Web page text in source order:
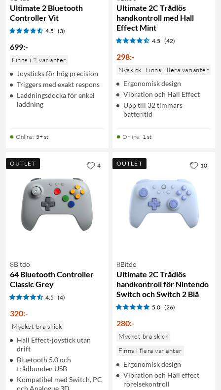
Ultimate 2 Bluetooth
Controller Vit
4.5 (3)
699:-
Finns i 2 varianter
Joysticks för hög precision
Triggers med exakt respons
Laddningsdocka för enkel
laddning
Online: 5+ st
Ultimate 2C Trådlös
handkontroll med Hall
Effect Mint
4.5 (42)
298:-
Nyskick Finns i flera varianter
Ergonomisk design
Vibration och Hall Effect
Upp till 32 timmars
batteritid
Online: 1 st
OUTLET
8Bitdo
64 Bluetooth Controller
Classic Grey
4.5 (4)
320:-
Mycket bra skick
Hall Effect-joystick utan
drift
Bluetooth 5.0 och
trådbunden USB
Kompatibel med Switch, PC
och Analogue 3D
4 OUTLET
8Bitdo
Ultimate 2C Trådlös
handkontroll för Nintendo
Switch och Switch 2 Blå
5.0 (26)
280:-
Mycket bra skick
Finns i flera varianter
Ergonomisk design
Vibration och Hall effect
rörelsekontroll
10